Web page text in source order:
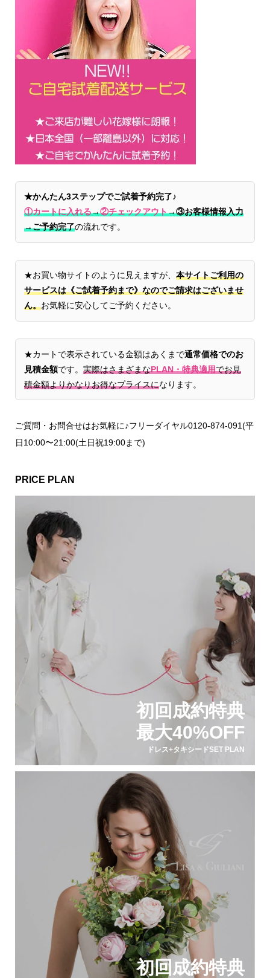
★かんたん3ステップでご試着予約完了♪
①カートに入れる→②チェックアウト→③お客様情報入力
→ご予約完了の流れです。
★お買い物サイトのように見えますが、 本サイトご利用の
サービスは《ご試着予約まで》なのでご請求はございませ
ん。お気軽に安心してご予約ください。
★カートで表示されている金額はあくまで通常価格でのお
見積金額です。 実際はさまざまなPLAN・特典適用でお見
積金額よりかなりお得なプライスになります。
ご質問・お問合せはお気軽に♪フリーダイヤル0120-874-091(平
日10:00〜21:00(土日祝19:00まで)
PRICE PLAN
初回成約特典
最大40%OFF
ドレス+タキシードSET PLAN
初回成約特典